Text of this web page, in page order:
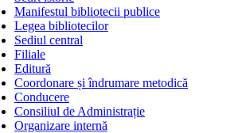
Manifestul bibliotecii publice
Legea bibliotecilor
Sediul central
Filiale
Editură
Coordonare și îndrumare metodică
Conducere
Consiliul de Administrație
Organizare internă